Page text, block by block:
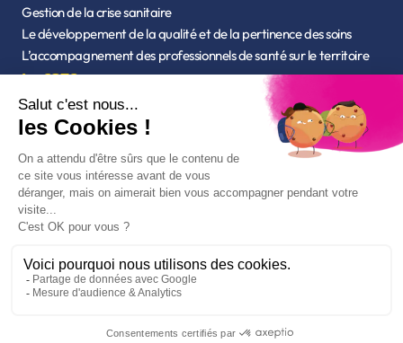
La CPTS
Qui sommes-nous ?
L’équipe
Statuts de l'association
Nos outils
Mon espace santé - CPAM
Chercher un professionnel de santé - Ameli
Accès à Annumédic
Accès à Parceo
Adhérer
Gestion de la crise sanitaire
Le développement de la qualité et de la pertinence des soins
L’accompagnement des professionnels de santé sur le territoire
Mentions légales
Politique de confidentialité